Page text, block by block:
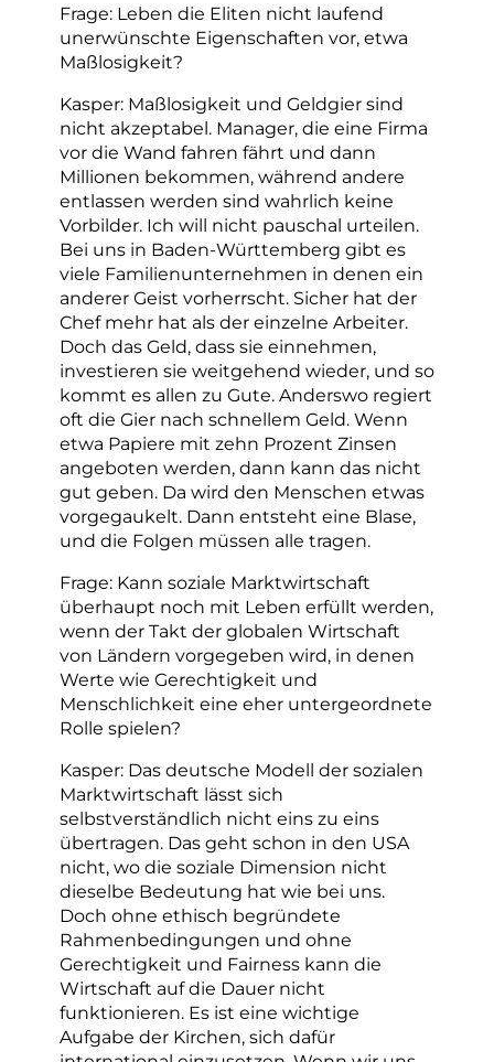
Frage: Leben die Eliten nicht laufend
unerwünschte Eigenschaften vor, etwa
Maßlosigkeit?
Kasper: Maßlosigkeit und Geldgier sind
nicht akzeptabel. Manager, die eine Firma
vor die Wand fahren fährt und dann
Millionen bekommen, während andere
entlassen werden sind wahrlich keine
Vorbilder. Ich will nicht pauschal urteilen.
Bei uns in Baden-Württemberg gibt es
viele Familienunternehmen in denen ein
anderer Geist vorherrscht. Sicher hat der
Chef mehr hat als der einzelne Arbeiter.
Doch das Geld, dass sie einnehmen,
investieren sie weitgehend wieder, und so
kommt es allen zu Gute. Anderswo regiert
oft die Gier nach schnellem Geld. Wenn
etwa Papiere mit zehn Prozent Zinsen
angeboten werden, dann kann das nicht
gut geben. Da wird den Menschen etwas
vorgegaukelt. Dann entsteht eine Blase,
und die Folgen müssen alle tragen.
Frage: Kann soziale Marktwirtschaft
überhaupt noch mit Leben erfüllt werden,
wenn der Takt der globalen Wirtschaft
von Ländern vorgegeben wird, in denen
Werte wie Gerechtigkeit und
Menschlichkeit eine eher untergeordnete
Rolle spielen?
Kasper: Das deutsche Modell der sozialen
Marktwirtschaft lässt sich
selbstverständlich nicht eins zu eins
übertragen. Das geht schon in den USA
nicht, wo die soziale Dimension nicht
dieselbe Bedeutung hat wie bei uns.
Doch ohne ethisch begründete
Rahmenbedingungen und ohne
Gerechtigkeit und Fairness kann die
Wirtschaft auf die Dauer nicht
funktionieren. Es ist eine wichtige
Aufgabe der Kirchen, sich dafür